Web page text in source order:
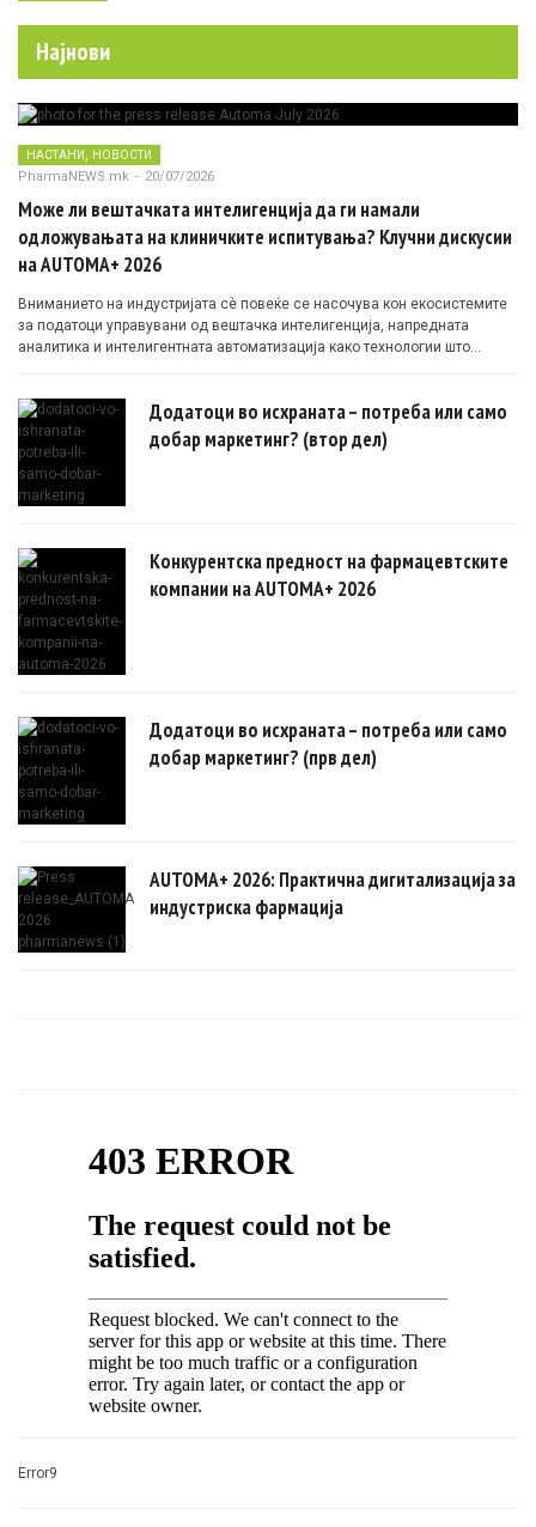
Најнови
НАСТАНИ, НОВОСТИ
PharmaNEWS.mk - 20/07/2026
Може ли вештачката интелигенција да ги намали
одложувањата на клиничките испитувања? Клучни дискусии
на AUTOMA+ 2026
Вниманието на индустријата сè повеќе се насочува кон екосистемите
за податоци управувани од вештачка интелигенција, напредната
аналитика и интелигентната автоматизација како технологии што
Додатоци во исхраната – потреба или само
добар маркетинг? (втор дел)
Конкурентска предност на фармацевтските
компании на AUTOMA+ 2026
Додатоци во исхраната – потреба или само
добар маркетинг? (прв дел)
AUTOMA+ 2026: Практична дигитализација за
индустриска фармација
Error9